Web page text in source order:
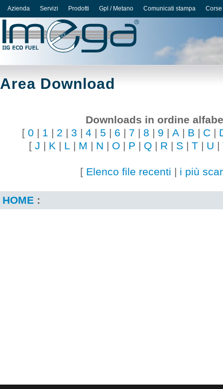
Area Download
Downloads in ordine
[ 0 | 1 | 2 | 3 | 4 | 5 | 6 | 7 | 8 | 9 | A | B | C |
[ J | K | L | M | N | O | P | Q | R | S | T | U |
[ Elenco file recenti | i più
HOME :
Azienda Servizi Prodotti Gpl / Metano Comunicati stampa Corse